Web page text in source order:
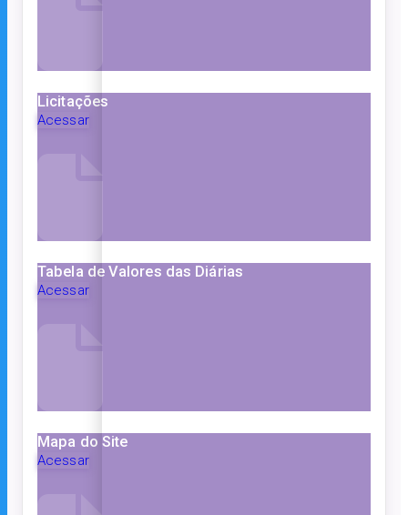
Licitações
Acessar
Tabela de Valores das Diárias
Acessar
Mapa do Site
Acessar